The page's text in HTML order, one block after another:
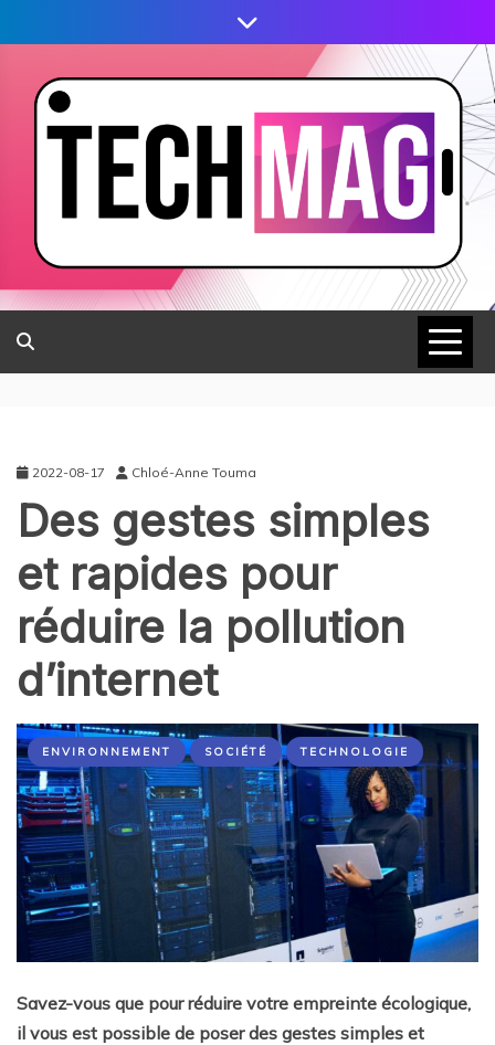
2022-08-17 Chloé-Anne Touma
Des gestes simples
et rapides pour
réduire la pollution
d’internet
ENVIRONNEMENT SOCIÉTÉ TECHNOLOGIE
Savez-vous que pour réduire votre empreinte écologique,
il vous est possible de poser des gestes simples et